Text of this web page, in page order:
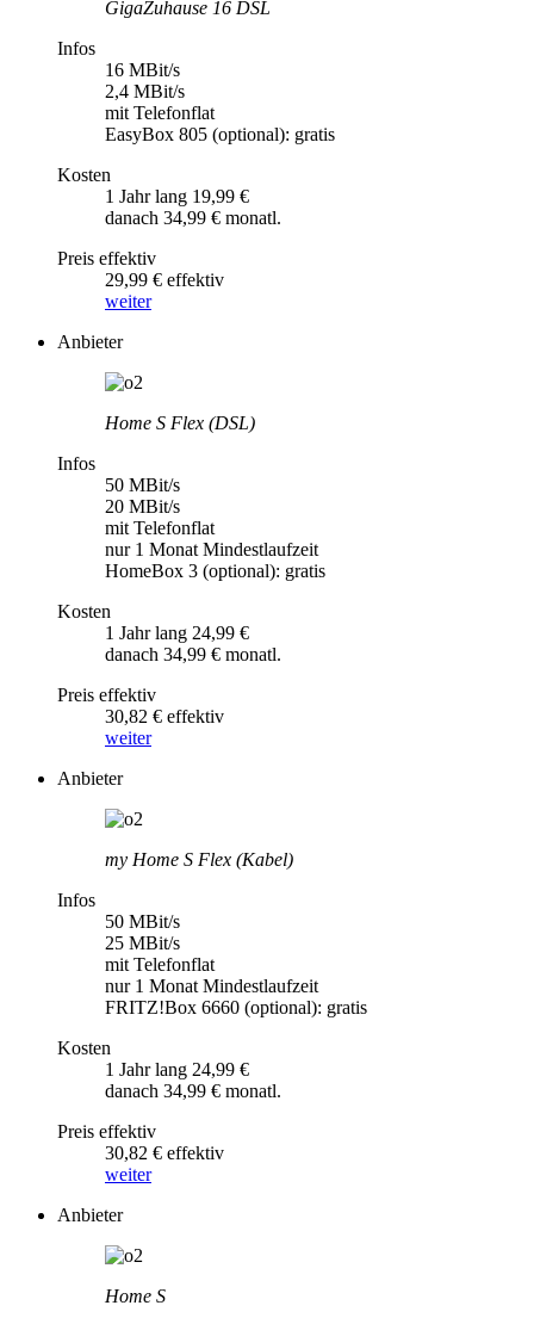
GigaZuhause 16 DSL
Infos
16 MBit/s
2,4 MBit/s
mit Telefonflat
EasyBox 805 (optional): gratis
Kosten
1 Jahr lang 19,99 €
danach 34,99 € monatl.
Preis effektiv
29,99 € effektiv
weiter
Anbieter
Home S Flex (DSL)
Infos
50 MBit/s
20 MBit/s
mit Telefonflat
nur 1 Monat Mindestlaufzeit
HomeBox 3 (optional): gratis
Kosten
1 Jahr lang 24,99 €
danach 34,99 € monatl.
Preis effektiv
30,82 € effektiv
weiter
Anbieter
my Home S Flex (Kabel)
Infos
50 MBit/s
25 MBit/s
mit Telefonflat
nur 1 Monat Mindestlaufzeit
FRITZ!Box 6660 (optional): gratis
Kosten
1 Jahr lang 24,99 €
danach 34,99 € monatl.
Preis effektiv
30,82 € effektiv
weiter
Anbieter
Home S